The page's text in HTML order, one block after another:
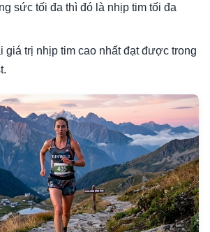
sức tối đa thì đó là nhịp tim tối đa
giá trị nhịp tim cao nhất đạt được trong